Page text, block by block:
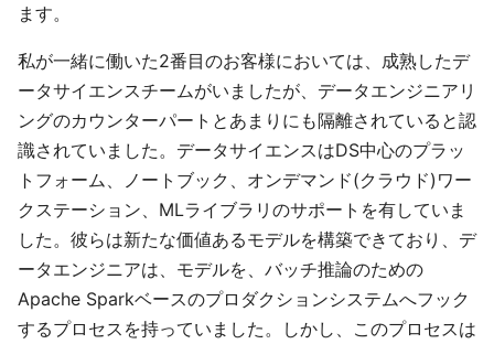
ます。
私が一緒に働いた2番目のお客様においては、成熟したデ
ータサイエンスチームがいましたが、データエンジニアリ
ングのカウンターパートとあまりにも隔離されていると認
識されていました。データサイエンスはDS中心のプラッ
トフォーム、ノートブック、オンデマンド(クラウド)ワー
クステーション、MLライブラリのサポートを有していま
した。彼らは新たな価値あるモデルを構築できており、デ
ータエンジニアは、モデルを、バッチ推論のための
Apache Sparkベースのプロダクションシステムへフック
するプロセスを持っていました。しかし、このプロセスは